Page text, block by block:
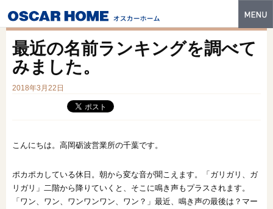
イベント・モデルハウス
フォトギャラリー
最近の名前ランキングを調べて
みました。
2018年3月22日
こんにちは。高岡砺波営業所の千葉です。
ポカポカしている休日。朝から変な音が聞こえます。「ガリガリ、ガ
リガリ」二階から降りていくと、そこに鳴き声もプラスされます。
「ワン、ワン、ワンワンワン、ワン？」最近、鳴き声の最後は？マー